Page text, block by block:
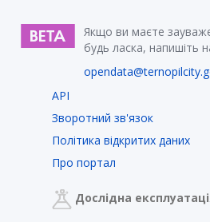
Якщо ви маєте
будь ласка, напишіть
API
Зворотний зв'язок
Політика відкритих даних
Про портал
Дослідна